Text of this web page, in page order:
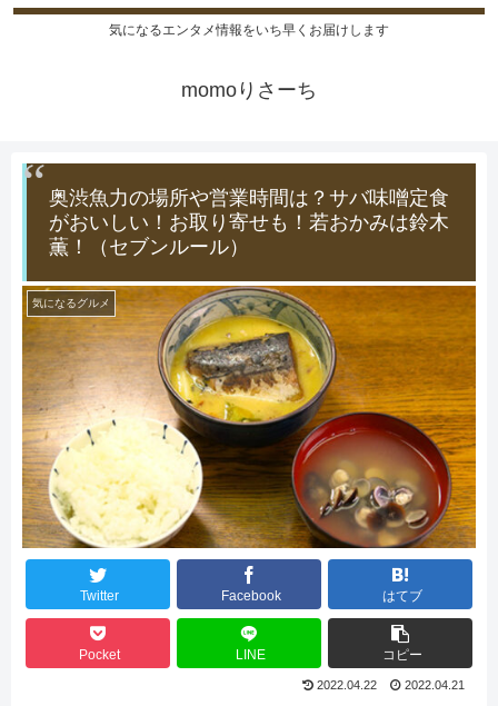
気になるエンタメ情報をいち早くお届けします
momoりさーち
奥渋魚力の場所や営業時間は？サバ味噌定食
がおいしい！お取り寄せも！若おかみは鈴木
薫！（セブンルール）
気になるグルメ
Twitter Facebook はてブ
Pocket LINE コピー
2022.04.22 2022.04.21